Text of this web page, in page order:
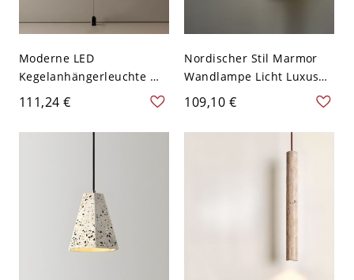
Moderne LED
Kegelanhängerleuchte mit
einstellbarer
Aufhängelänge und
Aluminiumschirm - 110V-
111,24 €
Nordischer Stil Marmor
Wandlampe Licht Luxus
Geometrie Kugelförmige
Wandlampe für
Schlafzimmer - 110V-120V
109,10 €